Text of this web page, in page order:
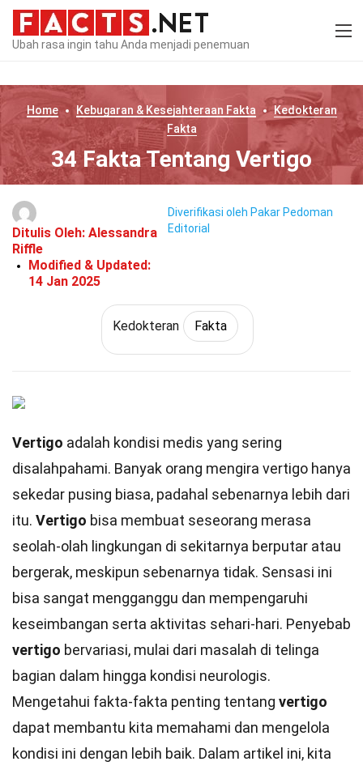
Ubah rasa ingin tahu Anda menjadi penemuan
Home Kebugaran & Kesejahteraan Fakta
Kedokteran
Fakta
34 Fakta Tentang Vertigo
Ditulis Oleh: Alessandra
Riffle
Modified & Updated:
14 Jan 2025
Diverifikasi oleh Pakar Pedoman
Editorial
Kedokteran Fakta
Vertigo adalah kondisi medis yang sering
disalahpahami. Banyak orang mengira vertigo hanya
sekedar pusing biasa, padahal sebenarnya lebih dari
itu. Vertigo bisa membuat seseorang merasa
seolah-olah lingkungan di sekitarnya berputar atau
bergerak, meskipun sebenarnya tidak. Sensasi ini
bisa sangat mengganggu dan mempengaruhi
keseimbangan serta aktivitas sehari-hari. Penyebab
vertigo bervariasi, mulai dari masalah di telinga
bagian dalam hingga kondisi neurologis.
Mengetahui fakta-fakta penting tentang vertigo
dapat membantu kita memahami dan mengelola
kondisi ini dengan lebih baik. Dalam artikel ini, kita